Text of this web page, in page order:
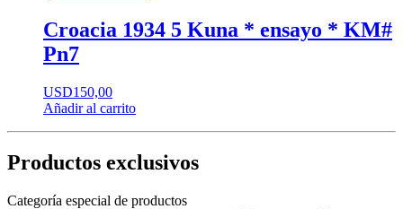
Croacia 1934 5 Kuna * ensayo * KM#
Pn7
USD150,00
Añadir al carrito
Productos exclusivos
Categoría especial de productos